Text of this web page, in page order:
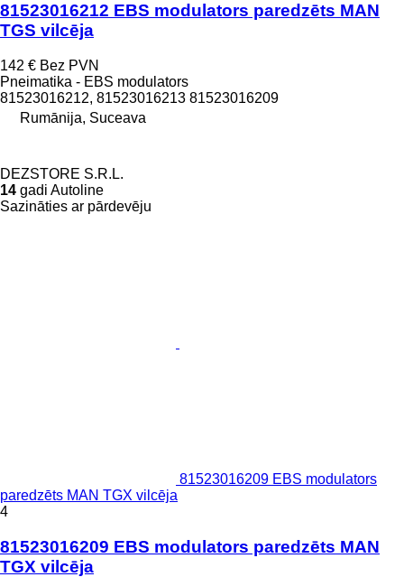
81523016212 EBS modulators paredzēts MAN
TGS vilcēja
142 € Bez PVN
Pneimatika - EBS modulators
81523016212, 81523016213 81523016209
Rumānija, Suceava
DEZSTORE S.R.L.
14 gadi Autoline
Sazināties ar pārdevēju
81523016209 EBS modulators
paredzēts MAN TGX vilcēja
4
81523016209 EBS modulators paredzēts MAN
TGX vilcēja